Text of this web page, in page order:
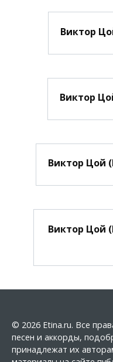
Виктор
Виктор
Виктор Цой
Виктор Цой
© 2026 Etina.ru. Все
песен и аккорды,
принадлежат их